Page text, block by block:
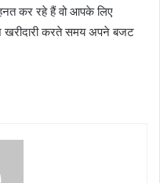
कर रहे हैं वो आपके लिए
खरीदारी करते समय अपने बजट